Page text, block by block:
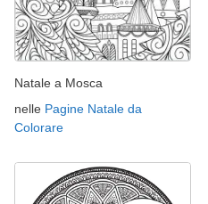
Natale a Mosca
nelle Pagine Natale da
Colorare